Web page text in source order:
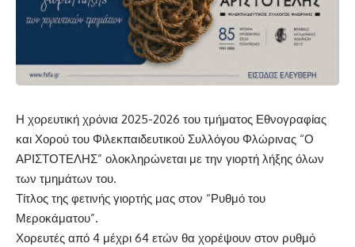
Η χορευτική χρόνια 2025-2026 του τμήματος Εθνογραφίας
και Χορού του Φιλεκπαιδευτικού Συλλόγου Φλώρινας “Ο
ΑΡΙΣΤΟΤΕΛΗΣ” ολοκληρώνεται με την γιορτή λήξης όλων
των τμημάτων του.
Τίτλος της φετινής γιορτής μας στον “Ρυθμό του
Μεροκάματου”.
Χορευτές από 4 μέχρι 64 ετών θα χορέψουν στον ρυθμό